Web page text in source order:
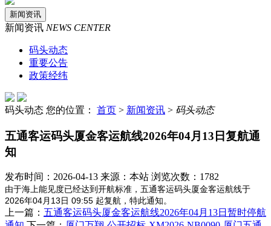
新闻资讯
新闻资讯 NEWS CENTER
码头动态
重要公告
政策经纬
码头动态 您的位置： 首页 > 新闻资讯 > 码头动态
五通客运码头厦金客运航线2026年04月13日复航通
知
发布时间：2026-04-13 来源：本站 浏览次数：1782
由于海上能见度已经达到开航标准，五通客运码头厦金客运航线于
2026年04月13日 09:55 起复航，特此通知。
上一篇： 五通客运码头厦金客运航线2026年04月13日暂时停航